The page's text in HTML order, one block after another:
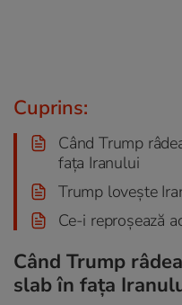
Cuprins:
Când Trump
fața Iranului
Trump lovește
Ce-i reproșează
Când Trump
slab în fața